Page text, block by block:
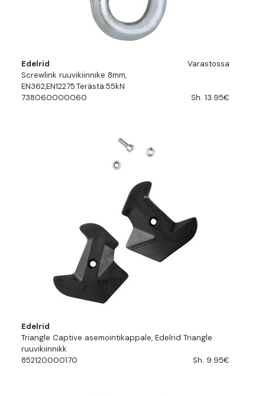
Edelrid
Varastossa
Screwlink ruuvikiinnike 8mm,
EN362,EN12275.Terästä.55kN
738060000060
Sh. 13.95€
Edelrid
Triangle Captive asemointikappale, Edelrid Triangle
ruuvikiinnikk
852120000170
Sh. 9.95€